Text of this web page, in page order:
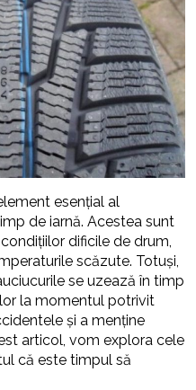
esențial al
de iarnă. Acestea sunt
dificile de drum,
scăzute. Totuși,
se uzează în timp
la momentul potrivit
și a menține
articol, vom explora cele
că este timpul să